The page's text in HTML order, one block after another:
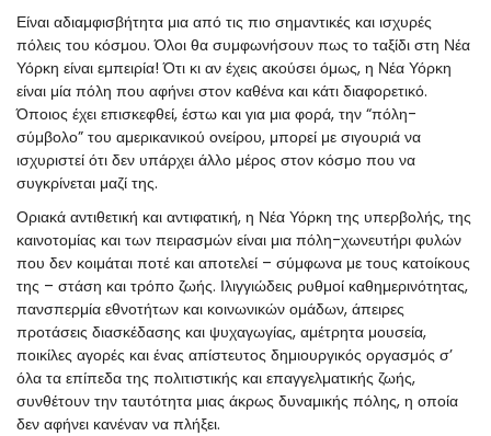
Είναι αδιαμφισβήτητα μια από τις πιο σημαντικές και ισχυρές
πόλεις του κόσμου. Όλοι θα συμφωνήσουν πως το ταξίδι στη Νέα
Υόρκη είναι εμπειρία! Ότι κι αν έχεις ακούσει όμως, η Νέα Υόρκη
είναι μία πόλη που αφήνει στον καθένα και κάτι διαφορετικό.
Όποιος έχει επισκεφθεί, έστω και για μια φορά, την “πόλη-
σύμβολο” του αμερικανικού ονείρου, μπορεί με σιγουριά να
ισχυριστεί ότι δεν υπάρχει άλλο μέρος στον κόσμο που να
συγκρίνεται μαζί της.
Οριακά αντιθετική και αντιφατική, η Νέα Υόρκη της υπερβολής, της
καινοτομίας και των πειρασμών είναι μια πόλη-χωνευτήρι φυλών
που δεν κοιμάται ποτέ και αποτελεί – σύμφωνα με τους κατοίκους
της – στάση και τρόπο ζωής. Ιλιγγιώδεις ρυθμοί καθημερινότητας,
πανσπερμία εθνοτήτων και κοινωνικών ομάδων, άπειρες
προτάσεις διασκέδασης και ψυχαγωγίας, αμέτρητα μουσεία,
ποικίλες αγορές και ένας απίστευτος δημιουργικός οργασμός σ’
όλα τα επίπεδα της πολιτιστικής και επαγγελματικής ζωής,
συνθέτουν την ταυτότητα μιας άκρως δυναμικής πόλης, η οποία
δεν αφήνει κανέναν να πλήξει.